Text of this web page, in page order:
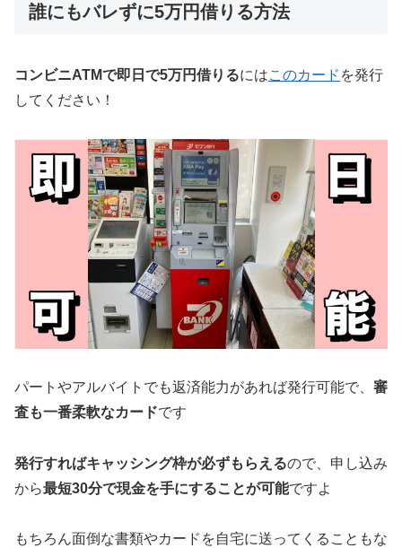
誰にもバレずに5万円借りる方法
コンビニATMで即日で5万円借りるにはこのカード を発行
してください！
パートやアルバイトでも返済能力があれば発行可能で、 審
査も一番柔軟なカードです
発行すればキャッシング枠が必ずもらえるので、申し込み
から最短30分で現金を手にすることが可能ですよ
もちろん面倒な書類やカードを自宅に送ってくることもな